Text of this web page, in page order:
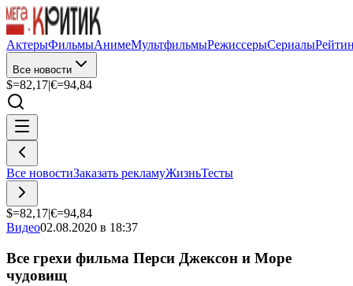
АктерыФильмыАнимеМультфильмыРежиссерыСериалы
Все новости
$=82,17|€=94,84
Все новостиЗаказать рекламуЖизньТесты
$=82,17|€=94,84
Видео02.08.2020 в 18:37
Все грехи фильма Перси Джексон и Море
чудовищ